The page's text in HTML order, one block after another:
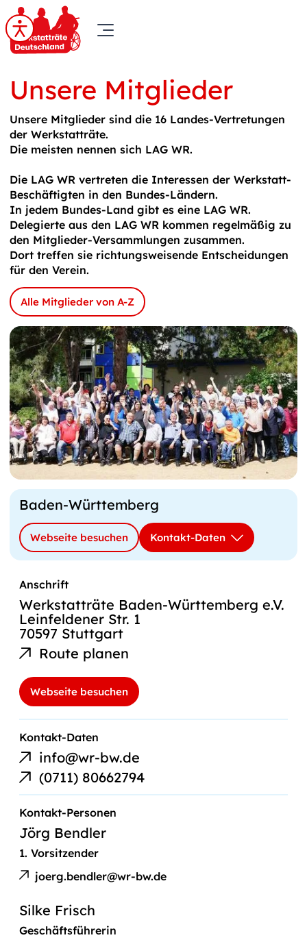
Unsere Mitglieder
Unsere Mitglieder sind die 16 Landes-Vertretungen
der Werkstatträte.
Die meisten nennen sich LAG WR.
Die LAG WR vertreten die Interessen der Werkstatt-
Beschäftigten in den Bundes-Ländern.
In jedem Bundes-Land gibt es eine LAG WR.
Delegierte aus den LAG WR kommen regelmäßig zu
den Mitglieder-Versammlungen zusammen.
Dort treffen sie richtungsweisende Entscheidungen
für den Verein.
Alle Mitglieder von A-Z
Werkstatträte
nach
Bundesland
Baden-Württemberg
Webseite besuchen Kontakt-Daten
Anschrift
Werkstatträte Baden-Württemberg e.V.
Leinfeldener Str. 1
70597 Stuttgart
Route planen
Webseite besuchen
Kontakt-Daten
info@wr-bw.de
E-
Mail-
Link
(0711) 80662794
Telefonnummer
Kontakt-Personen
Jörg Bendler
1. Vorsitzender
joerg.bendler@wr-bw.de
E-
Mail
an
Jörg
Bendler
Silke Frisch
Geschäftsführerin
E-
Silke